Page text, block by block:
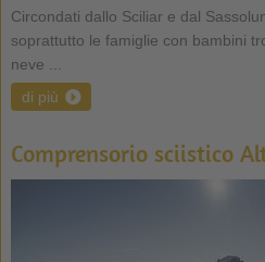
Circondati dallo Sciliar e dal
soprattutto le famiglie con bambini
neve ...
di più
Comprensorio sciistico